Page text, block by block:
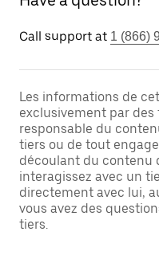
Call support at 1 (866)
Les informations de
exclusivement par des
responsable du
tiers ou de tout
découlant du contenu
interagissez avec un
directement avec lui,
vous avez des
tiers.